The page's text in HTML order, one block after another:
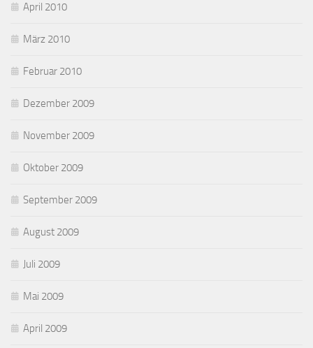
April 2010
März 2010
Februar 2010
Dezember 2009
November 2009
Oktober 2009
September 2009
August 2009
Juli 2009
Mai 2009
April 2009